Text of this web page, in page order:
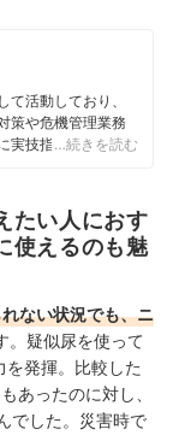
活動しており、
策や危機管理業務
実技指導・講演
動を開始。防犯・
く、活動してい
…続きを読む
たい人におす
使えるのも魅
ない状況でも、ニ
疑似尿を使って
発揮。 比較した
あったのに対し、
した。 災害時で